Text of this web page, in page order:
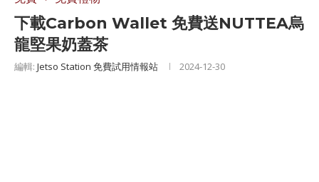
下載Carbon Wallet 免費送NUTTEA烏
龍堅果奶蓋茶
編輯: Jetso Station 免費試用情報站 2024-12-30